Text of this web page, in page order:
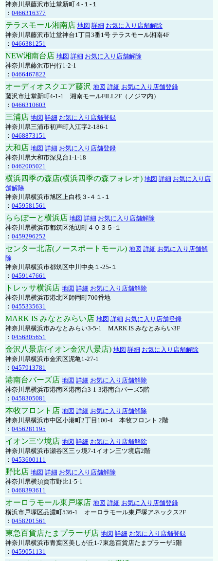
神奈川県藤沢市辻堂新町４-１-１
： 0466316377
テラスモール湘南店 地図 詳細 お気に入り店舗解除
神奈川県藤沢市辻堂神台1丁目3番1号 テラスモール湘南4F
： 0466381251
NEW湘南台店 地図 詳細 お気に入り店舗解除
神奈川県藤沢市円行1-2-1
： 0466467822
オーディオスクエア藤沢 地図 詳細 お気に入り店舗登録
藤沢市辻堂新町4-1-1 湘南モールFILL2F（ノジマ内）
： 0466310603
三浦店 地図 詳細 お気に入り店舗登録
神奈川県三浦市初声町入江字2-186-1
： 0468873151
大和店 地図 詳細 お気に入り店舗登録
神奈川県大和市深見台1-1-18
： 0462005021
横浜四季の森店(横浜四季の森フォレオ) 地図 詳細 お気に入り店
舗解除
神奈川県横浜市旭区上白根３-４１-１
： 0459581561
ららぽーと横浜店 地図 詳細 お気に入り店舗解除
神奈川県横浜市都筑区池辺町４０３５-１
： 0459296252
センター北店(ノースポートモール) 地図 詳細 お気に入り店舗解
除
神奈川県横浜市都筑区中川中央１-25-１
： 0459147661
トレッサ横浜店 地図 詳細 お気に入り店舗解除
神奈川県横浜市港北区師岡町700番地
： 0455335631
MARK IS みなとみらい店 地図 詳細 お気に入り店舗登録
神奈川県横浜市みなとみらい3-5-1 MARK IS みなとみらい3F
： 0456805651
金沢八景店(イオン金沢八景店) 地図 詳細 お気に入り店舗解除
神奈川県横浜市金沢区泥亀1-27-1
： 0457913781
港南台バーズ店 地図 詳細 お気に入り店舗解除
神奈川県横浜市港南区港南台3-1-3港南台バーズ5階
： 0458305081
本牧フロント店 地図 詳細 お気に入り店舗解除
神奈川県横浜市中区小港町2丁目100-4 本牧フロント 2階
： 0456281195
イオン三ツ境店 地図 詳細 お気に入り店舗解除
神奈川県横浜市瀬谷区三ッ境7-1イオン三ツ境店2階
： 0453600111
野比店 地図 詳細 お気に入り店舗解除
神奈川県横須賀市野比1-5-1
： 0468393611
オーロラモール東戸塚店 地図 詳細 お気に入り店舗登録
横浜市戸塚区品濃町536-1 オーロラモール東戸塚アネックス2F
： 0458201561
東急百貨店たまプラーザ店 地図 詳細 お気に入り店舗登録
神奈川県横浜市青葉区美しが丘1-7東急百貨店たまプラーザ5階
： 0459051131